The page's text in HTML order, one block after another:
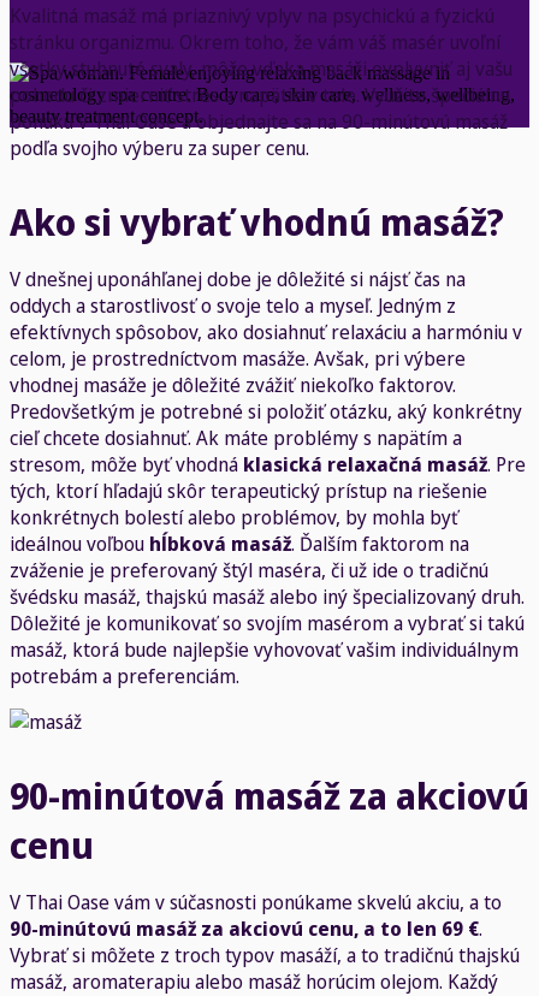
Kvalitná masáž má priaznivý vplyv na psychickú a fyzickú
stránku organizmu. Okrem toho, že vám váš masér uvoľní
všetky stuhnuté svaly, môže vďaka masáži ovplyvniť aj vašu
pohodu či zmierniť stres a napätie v tele. Využite špeciálnu
ponuku v Thai Oase a objednajte sa na 90-minútovú masáž
podľa svojho výberu za super cenu.
Ako si vybrať vhodnú masáž?
V dnešnej uponáhľanej dobe je dôležité si nájsť čas na
oddych a starostlivosť o svoje telo a myseľ. Jedným z
efektívnych spôsobov, ako dosiahnuť relaxáciu a harmóniu v
celom, je prostredníctvom masáže. Avšak, pri výbere
vhodnej masáže je dôležité zvážiť niekoľko faktorov.
Predovšetkým je potrebné si položiť otázku, aký konkrétny
cieľ chcete dosiahnuť. Ak máte problémy s napätím a
stresom, môže byť vhodná klasická relaxačná masáž. Pre
tých, ktorí hľadajú skôr terapeutický prístup na riešenie
konkrétnych bolestí alebo problémov, by mohla byť
ideálnou voľbou hĺbková masáž. Ďalším faktorom na
zváženie je preferovaný štýl maséra, či už ide o tradičnú
švédsku masáž, thajskú masáž alebo iný špecializovaný druh.
Dôležité je komunikovať so svojím masérom a vybrať si takú
masáž, ktorá bude najlepšie vyhovovať vašim individuálnym
potrebám a preferenciám.
90-minútová masáž za akciovú
cenu
V Thai Oase vám v súčasnosti ponúkame skvelú akciu, a to
90-minútovú masáž za akciovú cenu, a to len 69 €.
Vybrať si môžete z troch typov masáží, a to tradičnú thajskú
masáž, aromaterapiu alebo masáž horúcim olejom. Každý